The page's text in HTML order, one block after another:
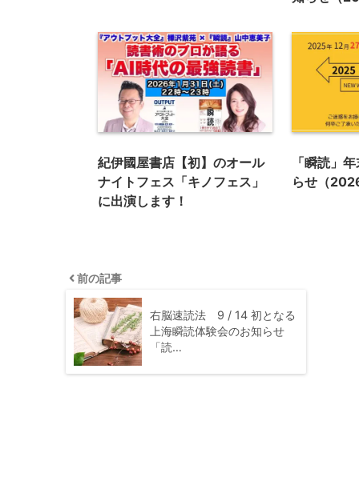
紀伊國屋書店【初】のオール
ナイトフェス「キノフェス」
に出演します！
「瞬読」
らせ（
前の記事
右脳速読法 9 / 14 初となる
上海瞬読体験会のお知らせ
「読…